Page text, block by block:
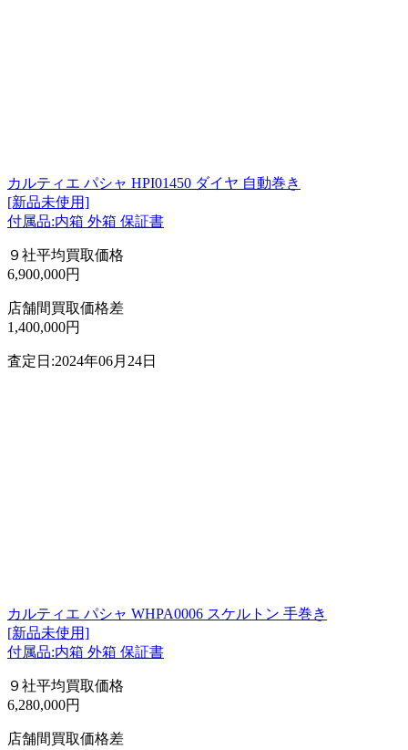
カルティエ パシャ HPI01450 ダイヤ 自動巻き
[新品未使用]
付属品:内箱 外箱 保証書
９社平均買取価格
6,900,000円
店舗間買取価格差
1,400,000円
査定日:2024年06月24日
カルティエ パシャ WHPA0006 スケルトン 手巻き
[新品未使用]
付属品:内箱 外箱 保証書
９社平均買取価格
6,280,000円
店舗間買取価格差